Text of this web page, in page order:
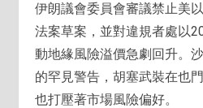
伊朗議會委員會審議禁止美
法案草案，並對違規者處以
動地緣風險溢價急劇回升。
的罕見警告，胡塞武裝在也
也打壓著市場風險偏好。